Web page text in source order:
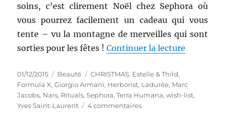
soins, c’est clirement Noël chez Sephora où
vous pourrez facilement un cadeau qui vous
tente – vu la montagne de merveilles qui sont
sorties pour les fêtes !Continuer la lecture
Publié
le
01/12/2015 Catégories
Beauté Étiquettes
CHRISTMAS, Estelle & Thild,
Formula X,Giorgio Armani, Herborist, Ladurée, Marc
Jacobs, Nars, Rituals,Sephora,Terra Humana,wish-list,
Yves Saint-Laurent
4 commentairessur